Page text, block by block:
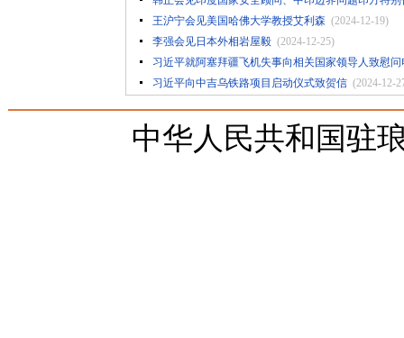
王沪宁会见美国哈佛大学教授艾利森 (2024-12-19)
李强会见日本外相岩屋毅 (2024-12-25)
习近平就阿塞拜疆飞机失事向相关国家领导人致慰问
习近平向中吉乌铁路项目启动仪式致贺信 (2024-12-
中华人民共和国驻